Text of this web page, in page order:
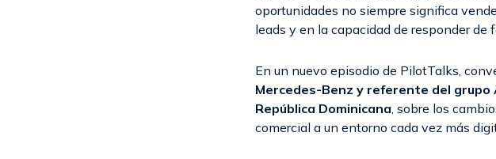
oportunidades no siempre significa
leads y en la capacidad de responder de
En un nuevo episodio de PilotTalks,
Mercedes-Benz y referente del grupo
República Dominicana , sobre los
comercial a un entorno cada vez más